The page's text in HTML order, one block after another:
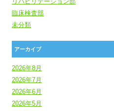
臨床検査部
未分類
アーカイブ
2026年8月
2026年7月
2026年6月
2026年5月